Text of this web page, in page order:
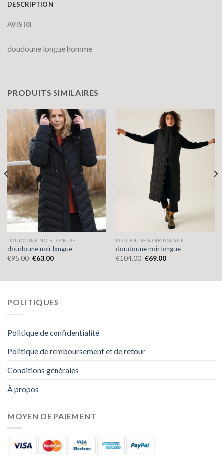
DESCRIPTION
AVIS (0)
doudoune longue homme
PRODUITS SIMILAIRES
DOUDOUNE NOIR LONGUE
doudoune noir longue
€95.00 €63.00
DOUDOUNE NOIR LONGUE
doudoune noir longue
€104.00 €69.00
POLITIQUES
Politique de confidentialité
Politique de remboursement et de retour
Conditions générales
À propos
MOYEN DE PAIEMENT